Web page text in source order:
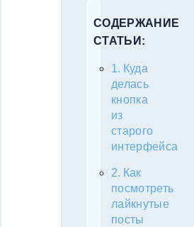
СОДЕРЖАНИЕ
СТАТЬИ:
Куда
делась
кнопка
из
старого
интерфейса
Как
посмотреть
лайкнутые
посты